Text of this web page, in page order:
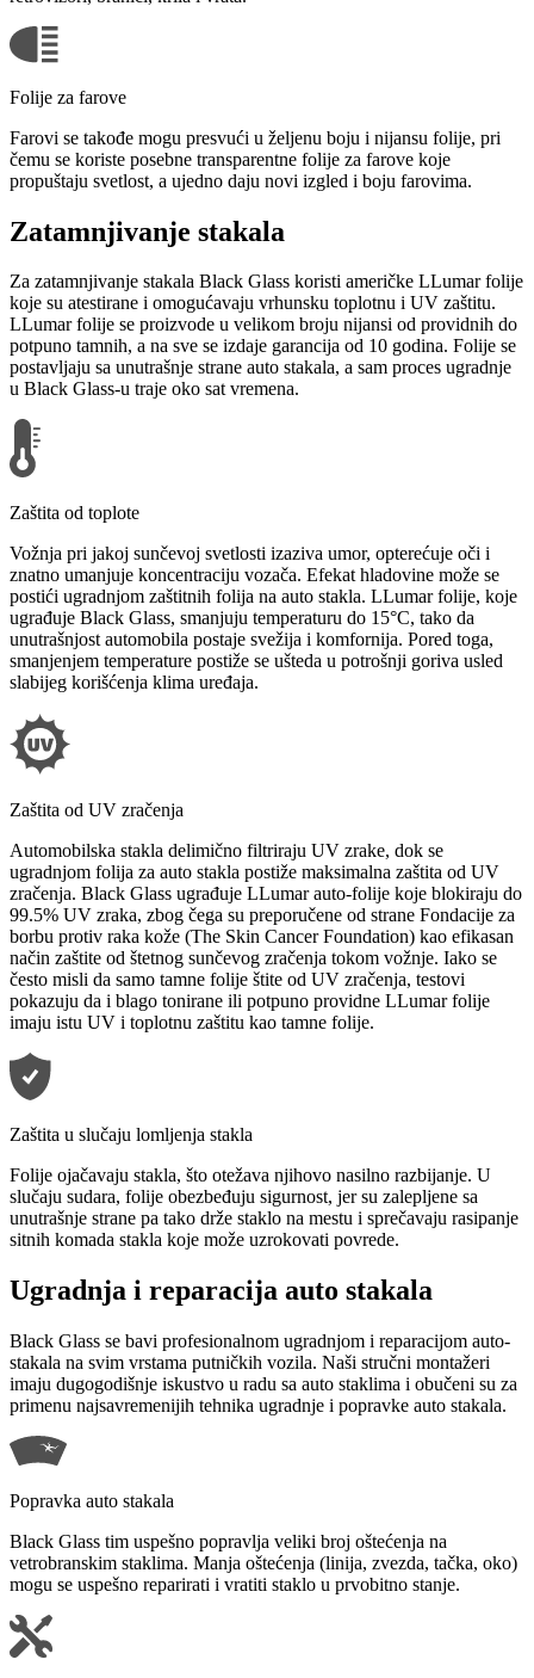
Folije za farove
Farovi se takođe mogu presvući u željenu boju i nijansu folije, pri
čemu se koriste posebne transparentne folije za farove koje
propuštaju svetlost, a ujedno daju novi izgled i boju farovima.
Zatamnjivanje stakala
Za zatamnjivanje stakala Black Glass koristi američke LLumar folije
koje su atestirane i omogućavaju vrhunsku toplotnu i UV zaštitu.
LLumar folije se proizvode u velikom broju nijansi od providnih do
potpuno tamnih, a na sve se izdaje garancija od 10 godina. Folije se
postavljaju sa unutrašnje strane auto stakala, a sam proces ugradnje
u Black Glass-u traje oko sat vremena.
Zaštita od toplote
Vožnja pri jakoj sunčevoj svetlosti izaziva umor, opterećuje oči i
znatno umanjuje koncentraciju vozača. Efekat hladovine može se
postići ugradnjom zaštitnih folija na auto stakla. LLumar folije, koje
ugrađuje Black Glass, smanjuju temperaturu do 15°C, tako da
unutrašnjost automobila postaje svežija i komfornija. Pored toga,
smanjenjem temperature postiže se ušteda u potrošnji goriva usled
slabijeg korišćenja klima uređaja.
Zaštita od UV zračenja
Automobilska stakla delimično filtriraju UV zrake, dok se
ugradnjom folija za auto stakla postiže maksimalna zaštita od UV
zračenja. Black Glass ugrađuje LLumar auto-folije koje blokiraju do
99.5% UV zraka, zbog čega su preporučene od strane Fondacije za
borbu protiv raka kože (The Skin Cancer Foundation) kao efikasan
način zaštite od štetnog sunčevog zračenja tokom vožnje. Iako se
često misli da samo tamne folije štite od UV zračenja, testovi
pokazuju da i blago tonirane ili potpuno providne LLumar folije
imaju istu UV i toplotnu zaštitu kao tamne folije.
Zaštita u slučaju lomljenja stakla
Folije ojačavaju stakla, što otežava njihovo nasilno razbijanje. U
slučaju sudara, folije obezbeđuju sigurnost, jer su zalepljene sa
unutrašnje strane pa tako drže staklo na mestu i sprečavaju rasipanje
sitnih komada stakla koje može uzrokovati povrede.
Ugradnja i reparacija auto stakala
Black Glass se bavi profesionalnom ugradnjom i reparacijom auto-
stakala na svim vrstama putničkih vozila. Naši stručni montažeri
imaju dugogodišnje iskustvo u radu sa auto staklima i obučeni su za
primenu najsavremenijih tehnika ugradnje i popravke auto stakala.
Popravka auto stakala
Black Glass tim uspešno popravlja veliki broj oštećenja na
vetrobranskim staklima. Manja oštećenja (linija, zvezda, tačka, oko)
mogu se uspešno reparirati i vratiti staklo u prvobitno stanje.